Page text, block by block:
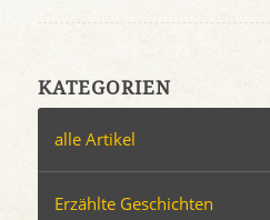
KATEGORIEN
alle Artikel
Erzählte Geschichten